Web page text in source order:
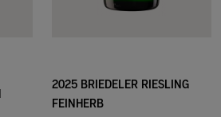
2025 BRIEDELER RIESLING
FEINHERB